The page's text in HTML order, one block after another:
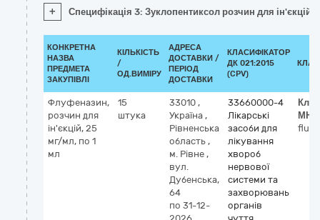
+ Специфікація 3: Зуклопентиксол розчин для
КОНКРЕТНА
НАЗВА
ПРЕДМЕТА
ЗАКУПІВЛІ
КІЛЬКІСТЬ
/
ОД.ВИМІРУ
АДРЕСА
ДОСТАВКИ /
ПЕРІОД
ДОСТАВКИ
КЛАСИФІКАТОР
ДК 021:2015
(CPV)
Флуфеназин,
розчин для
ін'єкцій, 25
мг/мл, по 1
мл
15
штука
33010 ,
Україна ,
Рівненська
область ,
м. Рівне ,
вул.
Дубенська,
64
по 31-12-
33660000-4
Лікарські
засоби для
лікування
хвороб
нервової
системи та
захворювань
органів
МНН